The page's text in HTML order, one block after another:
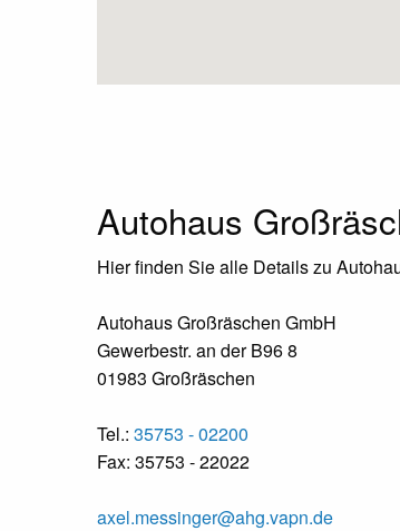
Autohaus
Hier finden Sie alle Details zu
Autohaus Großräschen GmbH
Gewerbestr. an der B96 8
01983 Großräschen
Tel.: 35753 - 02200
Fax: 35753 - 22022
axel.messinger@ahg.vapn.de